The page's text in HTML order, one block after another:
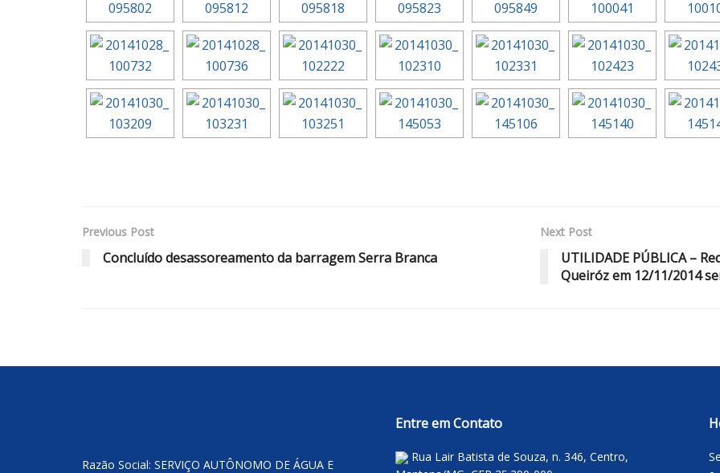
Previous Post
Concluído desassoreamento da barragem Serra Branca
Next Post
UTILIDADE PÚBLICA –
Queiróz em 12/11/2014
Razão Social: SERVIÇO AUTÔNOMO DE ÁGUA E
Entre em Contato
Rua Lair Batista de Souza, n. 346, Centro,